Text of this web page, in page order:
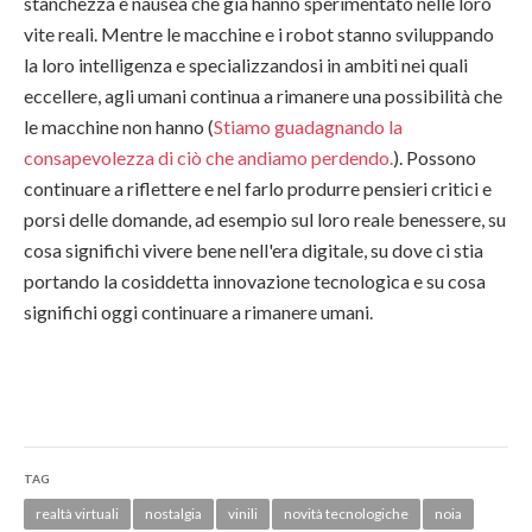
vite reali. Mentre le macchine e i robot stanno sviluppando
la loro intelligenza e specializzandosi in ambiti nei quali
eccellere, agli umani continua a rimanere una possibilità che
le macchine non hanno (Stiamo guadagnando la
consapevolezza di ciò che andiamo perdendo. ). Possono
continuare a riflettere e nel farlo produrre pensieri critici e
porsi delle domande, ad esempio sul loro reale benessere, su
cosa significhi vivere bene nell'era digitale, su dove ci stia
portando la cosiddetta innovazione tecnologica e su cosa
significhi oggi continuare a rimanere umani.
TAG
realtà virtuali nostalgia vinili novità tecnologiche
noia